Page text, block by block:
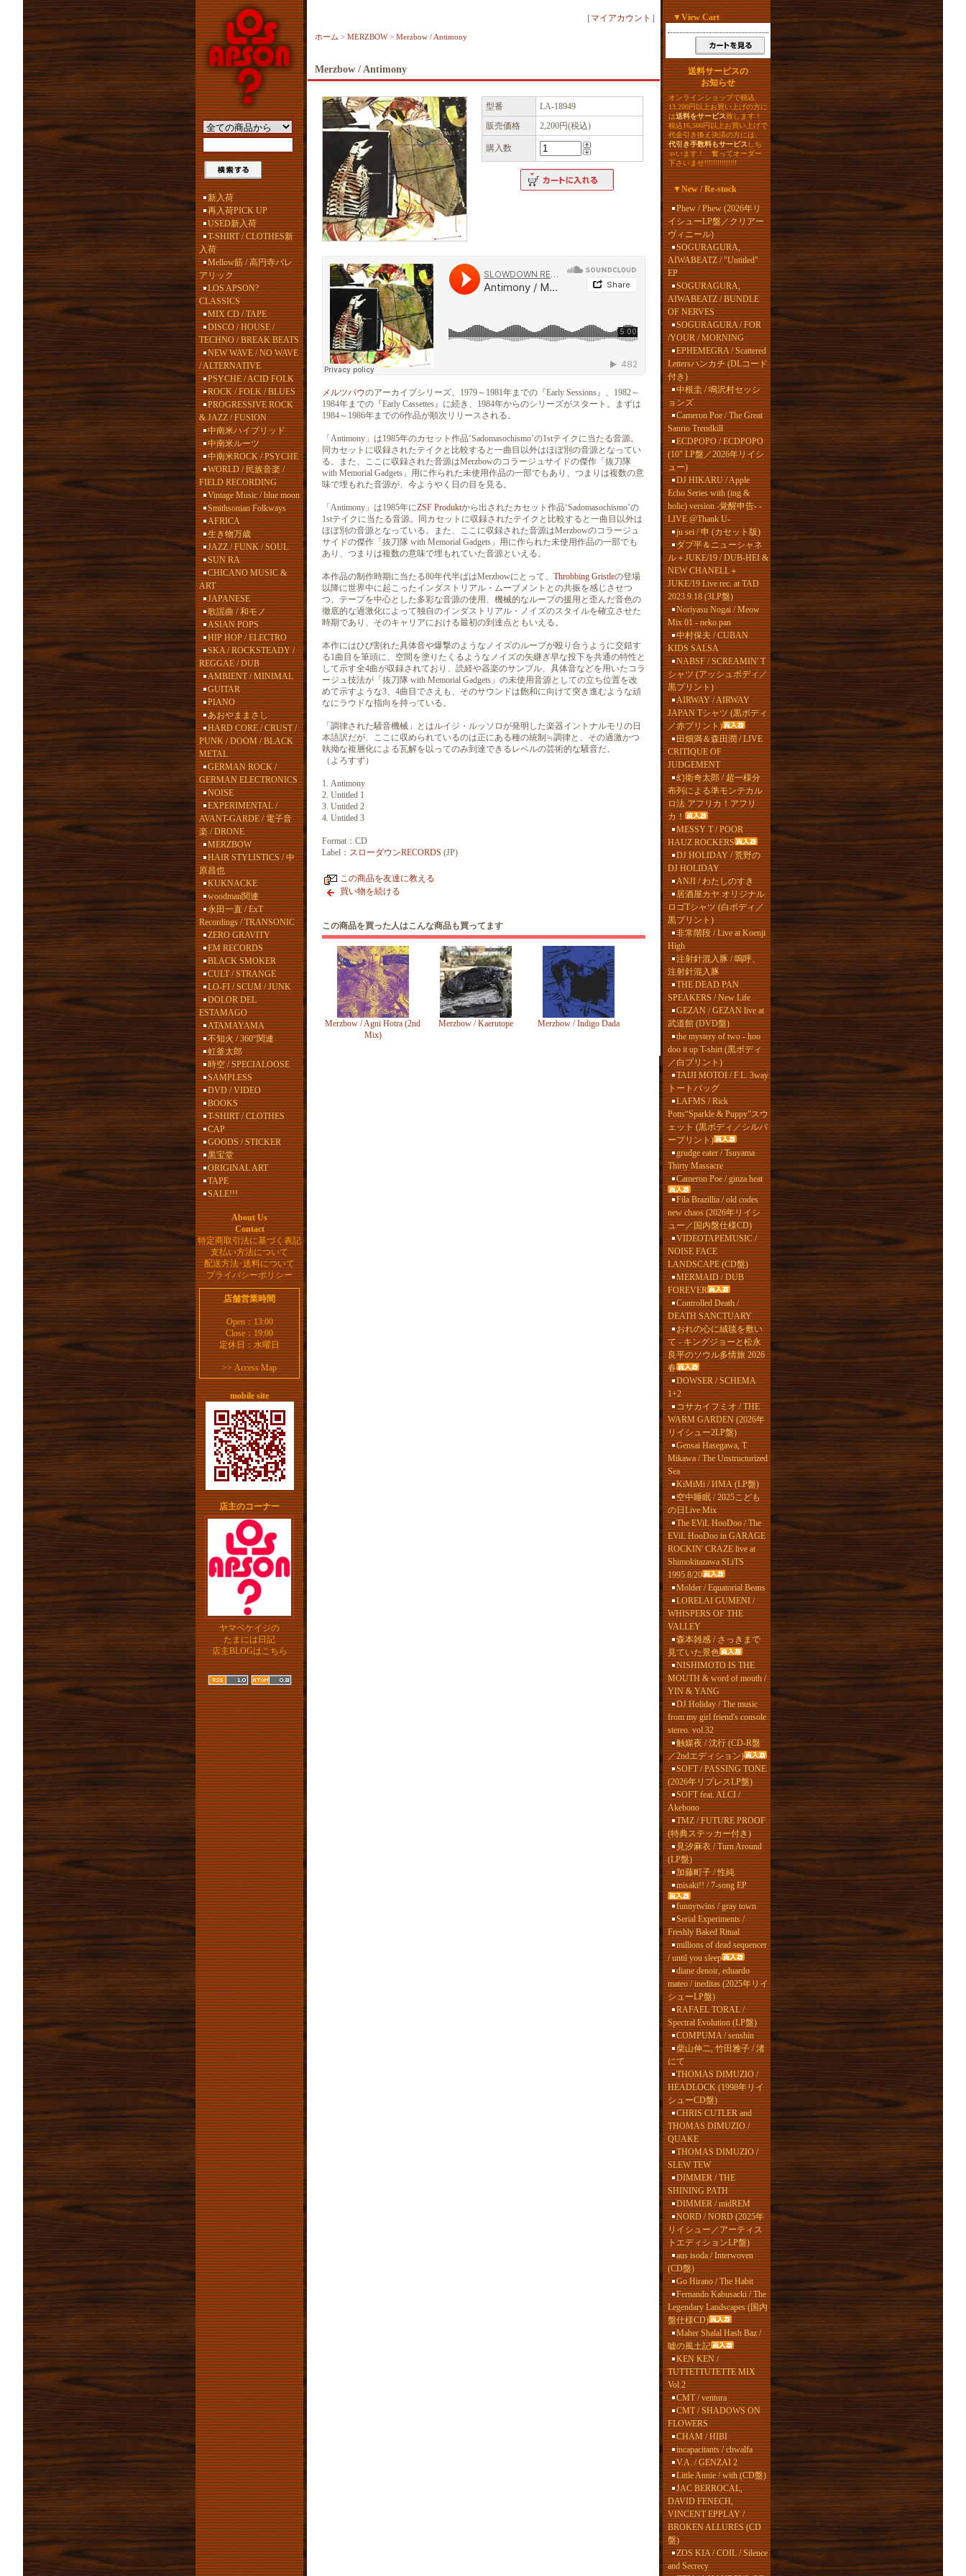
新入荷
再入荷PICK UP
USED新入荷
T-SHIRT / CLOTHES新
入荷
Mellow筋 / 高円寺バレ
アリック
LOS APSON?
CLASSICS
MIX CD / TAPE
DISCO / HOUSE /
TECHNO / BREAK BEATS
NEW WAVE / NO WAVE
/ ALTERNATIVE
PSYCHE / ACID FOLK
ROCK / FOLK / BLUES
PROGRESSIVE ROCK
& JAZZ / FUSION
中南米ハイブリッド
中南米ルーツ
中南米ROCK / PSYCHE
WORLD / 民族音楽 /
FIELD RECORDING
Vintage Music / blue moon
Smithsonian Folkways
AFRICA
生き物万歳
JAZZ / FUNK / SOUL
SUN RA
CHICANO MUSIC &
ART
JAPANESE
歌謡曲 / 和モノ
ASIAN POPS
HIP HOP / ELECTRO
SKA / ROCKSTEADY /
REGGAE / DUB
AMBIENT / MINIMAL
GUITAR
PIANO
あおやままさし
HARD CORE / CRUST /
PUNK / DOOM / BLACK
METAL
GERMAN ROCK /
GERMAN ELECTRONICS
NOISE
EXPERIMENTAL /
AVANT-GARDE / 電子音
楽 / DRONE
MERZBOW
HAIR STYLISTICS / 中
原昌也
KUKNACKE
woodman関連
永田一直 / ExT
Recordings / TRANSONIC
ZERO GRAVITY
EM RECORDS
BLACK SMOKER
CULT / STRANGE
LO-FI / SCUM / JUNK
DOLOR DEL
ESTAMAGO
ATAMAYAMA
不知火 / 360°関連
虹釜太郎
時空 / SPECIALOOSE
SAMPLESS
DVD / VIDEO
BOOKS
T-SHIRT / CLOTHES
CAP
GOODS / STICKER
黒宝堂
ORIGINAL ART
TAPE
SALE!!!
About Us
Contact
特定商取引法に基づく表記
支払い方法について
配送方法･送料について
プライバシーポリシー
店舗営業時間
Open：13:00
Close：19:00
定休日：水曜日
>>Access Map
mobile site
店主のコーナー
ヤマベケイジの
たまには日記
店主BLOGはこちら
［ マイアカウント ］
ホーム > MERZBOW> Merzbow / Antimony
Merzbow / Antimony
型番
LA-18949
販売価格
2,200円(税込)
購入数
メルツバウのアーカイブシリーズ、1979～1981年までの『Early Sessions』、1982～
1984年までの『Early Cassettes』に続き、1984年からのシリーズがスタート。まずは
1984～1986年までの6作品が順次リリースされる。
「Antimony」は1985年のカセット作品‘Sadomasochismo’の1stテイクに当たる音源。
同カセットに収録されたテイクと比較すると一曲目以外はほぼ別の音源となってい
る。また、ここに収録された音源はMerzbowのコラージュサイドの傑作「抜刀隊
with Memorial Gadgets」用に作られた未使用作品の一部でもあり、つまりは複数の意
味で埋もれた音源が、今ようやく日の目を見る。
「Antimony」は1985年にZSF Produktから出されたカセット作品‘Sadomasochismo’の
1stテイクに当たる音源。同カセットに収録されたテイクと比較すると一曲目以外は
ほぼ別の音源となっている。また、ここに収録された音源はMerzbowのコラージュ
サイドの傑作「抜刀隊 with Memorial Gadgets」用に作られた未使用作品の一部でも
あり、つまりは複数の意味で埋もれていた音源といえる。
本作品の制作時期に当たる80年代半ばはMerzbowにとって、 Throbbing Gristleの登場
以降に世界中に起こったインダストリアル・ムーブメントとの共振を感じさせつ
つ、テープを中心とした多彩な音源の使用、機械的なループの援用と歪んだ音色の
徹底的な過激化によって独自のインダストリアル・ノイズのスタイルを確立させた
時期であり、そのキャリアにおける最初の到達点ともいえる。
本作にはひび割れた具体音や爆撃のようなノイズのループが殴り合うように交錯す
る1曲目を筆頭に、空間を塗りたくるようなノイズの矢継ぎ早な投下を共通の特性と
して示す全4曲が収録されており、読経や器楽のサンプル、具体音などを用いたコラ
ージュ技法が「抜刀隊 with Memorial Gadgets」の未使用音源としての立ち位置を改
めて示すような3、4曲目でさえも、そのサウンドは飽和に向けて突き進むような頑
なにラウドな指向を持っている。
「調律された騒音機械」とはルイジ・ルッソロが発明した楽器イントナルモリの日
本語訳だが、ここに収められているのは正にある種の統制≒調律と、その過激かつ
執拗な複層化による瓦解を以ってのみ到達できるレベルの芸術的な騒音だ。
（よろすず）
1. Antimony
2. Untitled 1
3. Untitled 2
4. Untitled 3
Format：CD
Label： スローダウンRECORDS (JP)
この商品を友達に教える
買い物を続ける
この商品を買った人はこんな商品も買ってます
Merzbow / Agni Hotra (2nd
Mix)
Merzbow / Kaerutope Merzbow / Indigo Dada
▼View Cart
送料サービスの
お知らせ
オンラインショップで税込
13,200円以上お買い上げの方に
は送料をサービス致します！
税込16,500円以上お買い上げで
代金引き換え決済の方には、
代引き手数料もサービスしち
ゃいます！ 奮ってオーダー
下さいませ!!!!!!!!!!!!!!!
▼New / Re-stock
Phew / Phew (2026年リ
イシューLP盤／クリアー
ヴィニール)
SOGURAGURA,
AIWABEATZ / "Untitled"
EP
SOGURAGURA,
AIWABEATZ / BUNDLE
OF NERVES
SOGURAGURA / FOR
/YOUR / MORNING
EPHEMEGRA / Scattered
Lettersハンカチ (DLコード
付き)
中根圭 / 鳴沢村セッシ
ョンズ
Cameron Poe / The Great
Sanrio Trendkill
ECDPOPO / ECDPOPO
(10" LP盤／2026年リイシ
ュー)
DJ HIKARU / Apple
Echo Series with (ing &
holic) version -覚醒申告- -
LIVE @Thank U-
ju sei / 申 (カセット版)
ダブ平＆ニューシャネ
ル＋JUKE/19 / DUB-HEI &
NEW CHANELL＋
JUKE/19 Live rec. at TAD
2023.9.18 (3LP盤)
Noriyasu Nogai / Meow
Mix 01 - neko pan
中村保夫 / CUBAN
KIDS SALSA
NABSF / SCREAMIN' T
シャツ (アッシュボディ／
黒プリント)
AIRWAY / AIRWAY
JAPAN Tシャツ (黒ボディ
／赤プリント)
田畑満＆森田潤 / LIVE
CRITIQUE OF
JUDGEMENT
幻衛奇太郎 / 超一様分
布列による準モンテカル
ロ法 アフリカ！アフリ
カ！
MESSY T / POOR
HAUZ ROCKERS
DJ HOLIDAY / 荒野の
DJ HOLIDAY
ANJI / わたしのすき
居酒屋カヤ オリジナル
ロゴTシャツ (白ボディ／
黒プリント)
非常階段 / Live at Koenji
High
注射針混入豚 / 嗚呼、
注射針混入豚
THE DEAD PAN
SPEAKERS / New Life
GEZAN / GEZAN live at
武道館 (DVD盤)
the mystery of two - hoo
doo it up T-shirt (黒ボディ
／白プリント)
TAIJI MOTOI / F.L. 3way
トートバッグ
LAFMS / Rick
Potts“Sparkle & Puppy”スウ
ェット (黒ボディ／シルバ
ープリント)
grudge eater / Tsuyama
Thirty Massacre
Cameron Poe / ginza heat
Fila Brazillia / old codes
new chaos (2026年リイシ
ュー／国内盤仕様CD)
VIDEOTAPEMUSIC /
NOISE FACE
LANDSCAPE (CD盤)
MERMAID / DUB
FOREVER
Controlled Death /
DEATH SANCTUARY
おれの心に絨毯を敷い
て - キングジョーと松永
良平のソウル多情旅 2026
春
DOWSER / SCHEMA
1+2
コサカイフミオ / THE
WARM GARDEN (2026年
リイシュー2LP盤)
Gensai Hasegawa, T.
Mikawa / The Unstructurized
Sea
KiMiMi / ИМА (LP盤)
空中睡眠 / 2025こども
の日Live Mix
The EViL HooDoo / The
EViL HooDoo in GARAGE
ROCKIN' CRAZE live at
Shimokitazawa SLiTS
1995.8/20
Molder / Equatorial Beans
LORELAI GUMENI /
WHISPERS OF THE
VALLEY
森本雑感 / さっきまで
見ていた景色
NISHIMOTO IS THE
MOUTH & word of mouth /
YIN & YANG
DJ Holiday / The music
from my girl friend's console
stereo. vol.32
触媒夜 / 沈行 (CD-R盤
／2ndエディション)
SOFT / PASSING TONE
(2026年リプレスLP盤)
SOFT feat. ALCI /
Akebono
TMZ / FUTURE PROOF
(特典ステッカー付き)
見汐麻衣 / Turn Around
(LP盤)
加藤町子 / 性純
misaki!! / 7-song EP
funnytwins / gray town
Serial Experiments /
Freshly Baked Ritual
millions of dead sequencer
/ until you sleep
diane denoir, eduardo
mateo / ineditas (2025年リイ
シューLP盤)
RAFAEL TORAL /
Spectral Evolution (LP盤)
COMPUMA / senshin
柴山伸二, 竹田雅子 / 渚
にて
THOMAS DIMUZIO /
HEADLOCK (1998年リイ
シューCD盤)
CHRIS CUTLER and
THOMAS DIMUZIO /
QUAKE
THOMAS DIMUZIO /
SLEW TEW
DIMMER / THE
SHINING PATH
DIMMER / midREM
NORD / NORD (2025年
リイシュー／アーティス
トエディションLP盤)
aus isoda / Interwoven
(CD盤)
Go Hirano / The Habit
Fernando Kabusacki / The
Legendary Landscapes (国内
盤仕様CD)
Maher Shalal Hash Baz /
嘘の風土記
KEN KEN /
TUTTETTUTETTE MIX
Vol.2
CMT / ventura
CMT / SHADOWS ON
FLOWERS
CHAM / HIBI
incapacitants / chwalfa
V.A. / GENZAI 2
Little Annie / with (CD盤)
JAC BERROCAL,
DAVID FENECH,
VINCENT EPPLAY /
BROKEN ALLURES (CD
盤)
ZOS KIA / COIL / Silence
and Secrecy